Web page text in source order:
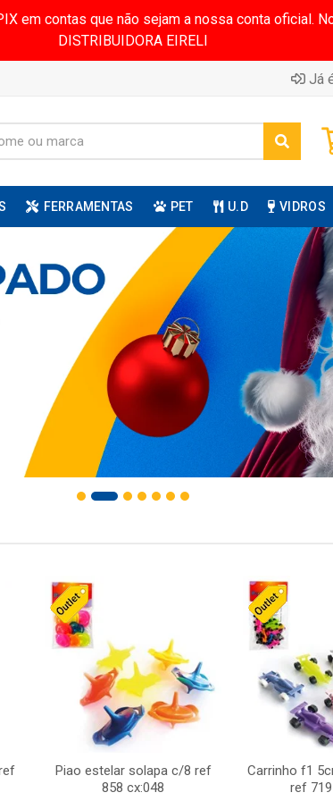
em contas que não sejam a nossa conta oficial.
DISTRIBUIDORA EIRELI
Já
FERRAMENTAS PET U.D VIDROS
Piao estelar solapa c/8 ref
858 cx:048
Carrinho f1
ref